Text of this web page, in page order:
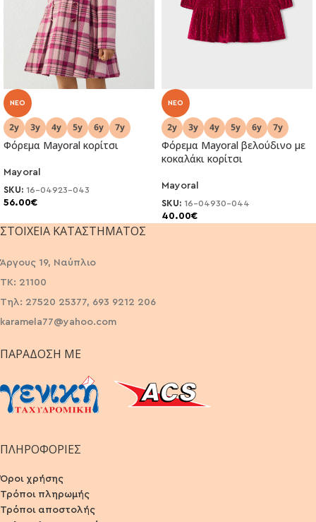
NEO
Φόρεμα Mayoral κορίτσι
Mayoral
SKU: 16-04923-043
56.00€
NEO
Φόρεμα Mayoral βελούδινο με
κοκαλάκι κορίτσι
Mayoral
SKU: 16-04930-044
40.00€
ΣΤΟΙΧΕΊΑ ΚΑΤΑΣΤΉΜΑΤΟΣ
Άργους 19, Ναύπλιο
ΤΚ: 21100
Τηλ: 27520 25377, 693 9212 206
karamela77@yahoo.com
ΠΑΡΆΔΟΣΗ ΜΕ
ΠΛΗΡΟΦΟΡΙΕΣ
Όροι χρήσης
Τρόποι πληρωμής
Τρόποι αποστολής